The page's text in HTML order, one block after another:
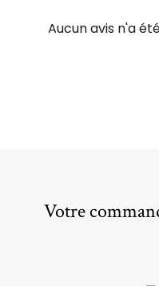
Aucun avis n'a
Votre